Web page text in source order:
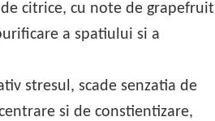
citrice, cu note de grapefruit
a spatiului si a
stresul, scade senzatia de
si de constientizare,